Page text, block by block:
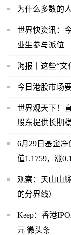
为什么多数的
世界快资讯：
业生参与派位
海报丨这些“文
今日港股市场
世界观天下！
股东提供长期
6月29日基金
值1.1759，涨
观察：天山山
的分界线）
Keep：香港
元 微头条